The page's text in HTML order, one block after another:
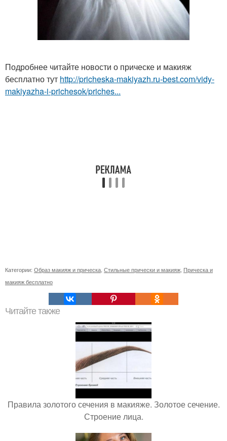
Подробнее читайте новости о прическе и макияж
бесплатно тут http://pricheska-makiyazh.ru-best.com/vidy-
makiyazha-i-prichesok/priches...
Категории: Образ макияж и прическа Стильные прически и макияж Прическа и
макияж бесплатно
Читайте также
Правила золотого сечения в макияже. Золотое сечение.
Строение лица.